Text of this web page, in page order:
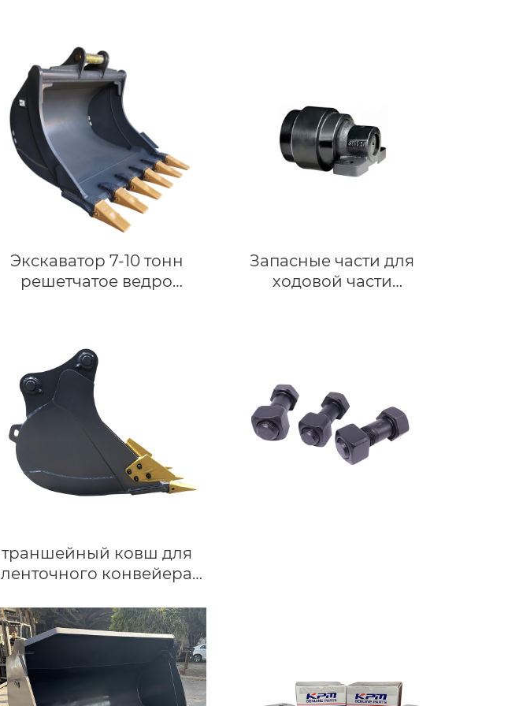
Экскаватор 7-10 тонн
решетчатое ведро
Запасные части для
ходовой части
KOMATSU PC200 PC220
22U-30-00021
траншейный ковш для
ленточного конвейера
шириной 450 мм